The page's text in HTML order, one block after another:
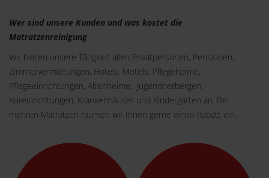
Wer sind unsere Kunden und was kostet die
Matratzenreinigung
Wir bieten unsere Tätigkeit allen Privatpersonen, Pensionen,
Zimmervermietungen, Hotels, Motels, Pflegeheime,
Pflegeeinrichtungen, Altenheime, Jugendherbergen,
Kureinrichtungen, Krankenhäuser und Kindergärten an. Bei
mehren Matratzen räumen wir Ihnen gerne einen Rabatt ein.